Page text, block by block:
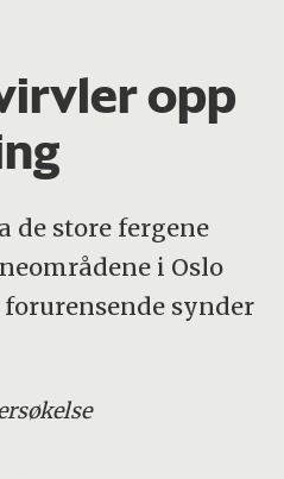
opp
de store fergene
i Oslo
synder